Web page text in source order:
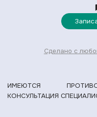
Сделано с
ИМЕЮТСЯ
КОНСУЛЬТАЦИЯ